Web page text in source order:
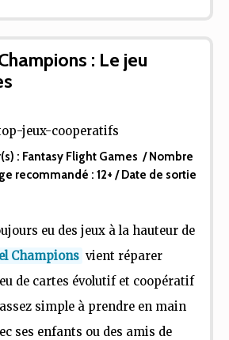
: Le jeu
: Fantasy Flight Games / Nombre
recommandé : 12+ / Date de sortie
eu des jeux à la hauteur de
Champions vient réparer
de cartes évolutif et coopératif
simple à prendre en main
ses enfants ou des amis de